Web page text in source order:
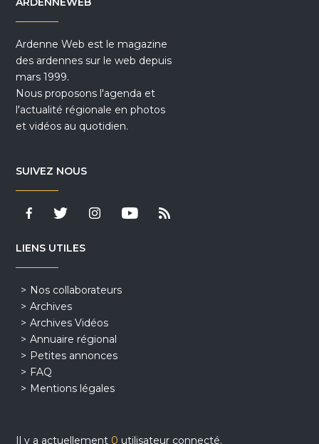
Ardenne Web est le magazine
des ardennes sur le web depuis
mars 1999.
Nous proposons l'agenda et
l'actualité régionale en photos
et vidéos au quotidien.
SUIVEZ NOUS
LIENS UTILES
Nos collaborateurs
Archives
Archives Vidéos
Annuaire régional
Petites annonces
FAQ
Mentions légales
Il y a actuellement 0 utilisateur connecté.